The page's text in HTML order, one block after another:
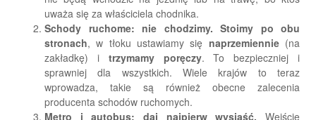
uważa się za właściciela chodnika.
Schody ruchome: nie chodzimy. Stoimy po obu
stronach, w tłoku ustawiamy się naprzemiennie(na
zakładkę) i trzymamy poręczy. To bezpieczniej i
sprawniej dla wszystkich. Wiele krajów to teraz
wprowadza, takie są również obecne zalecenia
producenta schodów ruchomych.
Metro i autobus: daj najpierw wysiąść. Wejście